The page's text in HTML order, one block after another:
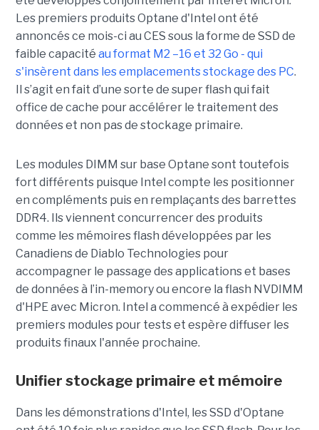
Les premiers produits Optane d'Intel ont été
annoncés ce mois-ci au CES sous la forme de SSD de
faible capacité au format M2 –16 et 32 Go - qui
s'insèrent dans les emplacements stockage des PC.
Il s’agit en fait d’une sorte de super flash qui fait
office de cache pour accélérer le traitement des
données et non pas de stockage primaire.
Les modules DIMM sur base Optane sont toutefois
fort différents puisque Intel compte les positionner
en compléments puis en remplaçants des barrettes
DDR4. Ils viennent concurrencer des produits
comme les mémoires flash développées par les
Canadiens de Diablo Technologies pour
accompagner le passage des applications et bases
de données à l’in-memory ou encore la flash NVDIMM
d'HPE avec Micron. Intel a commencé à expédier les
premiers modules pour tests et espère diffuser les
produits finaux l'année prochaine.
Unifier stockage primaire et mémoire
Dans les démonstrations d'Intel, les SSD d'Optane